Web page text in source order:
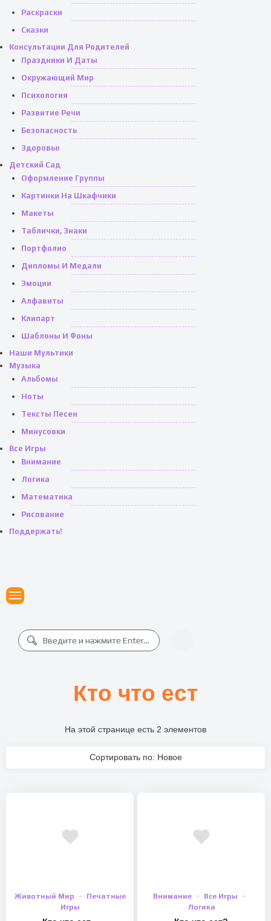
Раскраски
Сказки
Консультации Для Родителей
Праздники И Даты
Окружающий Мир
Психология
Развитие Речи
Безопасность
Здоровье
Детский Сад
Оформление Группы
Картинки На Шкафчики
Макеты
Таблички, Знаки
Портфолио
Дипломы И Медали
Эмоции
Алфавиты
Клипарт
Шаблоны И Фоны
Наши Мультики
Музыка
Альбомы
Ноты
Тексты Песен
Минусовки
Все Игры
Внимание
Логика
Математика
Рисование
Поддержать!
Кто что ест
Сортировать по: Новое
На этой странице есть 2 элементов
Животный Мир
Печатные
Игры
Внимание
Все Игры
Логика